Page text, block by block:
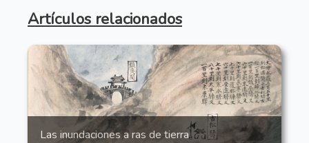
Artículos relacionados
Las inundaciones a ras de tierra